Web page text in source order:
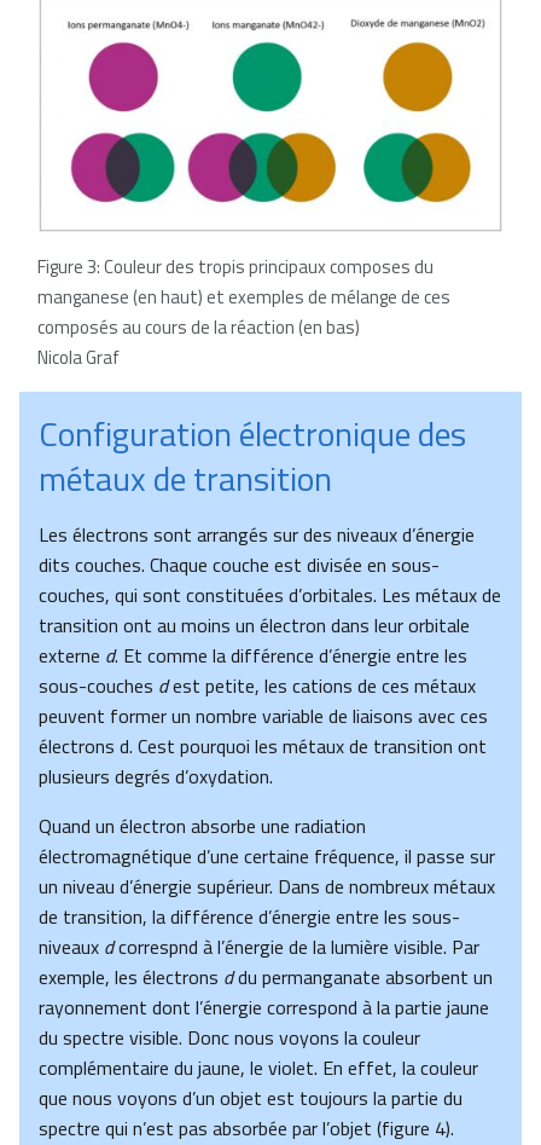
Figure 3: Couleur des tropis principaux composes du
manganese (en haut) et exemples de mélange de ces
composés au cours de la réaction (en bas)
Nicola Graf
Configuration électronique des
métaux de transition
Les électrons sont arrangés sur des niveaux d’énergie
dits couches. Chaque couche est divisée en sous-
couches, qui sont constituées d’orbitales. Les métaux de
transition ont au moins un électron dans leur orbitale
externe d. Et comme la différence d’énergie entre les
sous-couches dest petite, les cations de ces métaux
peuvent former un nombre variable de liaisons avec ces
électrons d. Cest pourquoi les métaux de transition ont
plusieurs degrés d’oxydation.
Quand un électron absorbe une radiation
électromagnétique d’une certaine fréquence, il passe sur
un niveau d’énergie supérieur. Dans de nombreux métaux
de transition, la différence d’énergie entre les sous-
niveaux dcorrespnd à l’énergie de la lumière visible. Par
exemple, les électrons ddu permanganate absorbent un
rayonnement dont l’énergie correspond à la partie jaune
du spectre visible. Donc nous voyons la couleur
complémentaire du jaune, le violet. En effet, la couleur
que nous voyons d’un objet est toujours la partie du
spectre qui n’est pas absorbée par l’objet (figure 4).